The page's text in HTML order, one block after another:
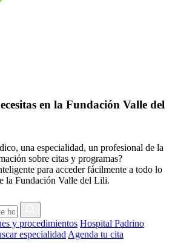
en la Fundación Valle del
una especialidad, un profesional de la
sobre citas y programas?
para acceder fácilmente a todo lo
la Fundación Valle del Lili.
y procedimientos Hospital Padrino
especialidad Agenda tu cita